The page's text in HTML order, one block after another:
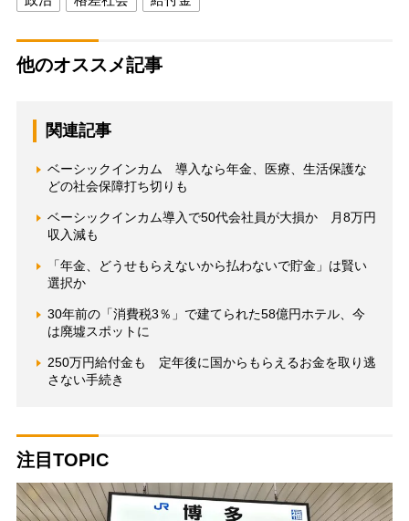
他のオススメ記事
関連記事
ベーシックインカム 導入なら年金、医療、生活保護な
どの社会保障打ち切りも
ベーシックインカム導入で50代会社員が大損か 月8万円
収入減も
「年金、どうせもらえないから払わないで貯金」は賢い
選択か
30年前の「消費税3％」で建てられた58億円ホテル、今
は廃墟スポットに
250万円給付金も 定年後に国からもらえるお金を取り逃
さない手続き
注目TOPIC